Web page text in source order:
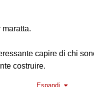
maratta.
capire di chi
costruire.
Espandi